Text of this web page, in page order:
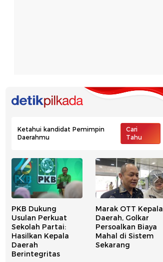
Ketahui kandidat Pemimpin
Daerahmu
Cari
Tahu
PKB Dukung
Usulan Perkuat
Sekolah Partai:
Hasilkan Kepala
Daerah
Berintegritas
Marak OTT Kepala
Daerah, Golkar
Persoalkan Biaya
Mahal di Sistem
Sekarang